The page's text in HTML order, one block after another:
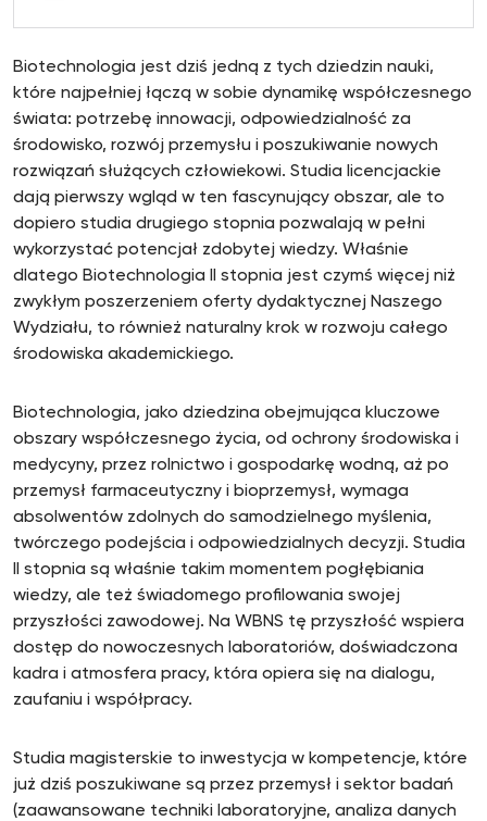
Biotechnologia jest dziś jedną z tych dziedzin nauki,
które najpełniej łączą w sobie dynamikę współczesnego
świata: potrzebę innowacji, odpowiedzialność za
środowisko, rozwój przemysłu i poszukiwanie nowych
rozwiązań służących człowiekowi. Studia licencjackie
dają pierwszy wgląd w ten fascynujący obszar, ale to
dopiero studia drugiego stopnia pozwalają w pełni
wykorzystać potencjał zdobytej wiedzy. Właśnie
dlatego Biotechnologia II stopnia jest czymś więcej niż
zwykłym poszerzeniem oferty dydaktycznej Naszego
Wydziału, to również naturalny krok w rozwoju całego
środowiska akademickiego.
Biotechnologia, jako dziedzina obejmująca kluczowe
obszary współczesnego życia, od ochrony środowiska i
medycyny, przez rolnictwo i gospodarkę wodną, aż po
przemysł farmaceutyczny i bioprzemysł, wymaga
absolwentów zdolnych do samodzielnego myślenia,
twórczego podejścia i odpowiedzialnych decyzji. Studia
II stopnia są właśnie takim momentem pogłębiania
wiedzy, ale też świadomego profilowania swojej
przyszłości zawodowej. Na WBNS tę przyszłość wspiera
dostęp do nowoczesnych laboratoriów, doświadczona
kadra i atmosfera pracy, która opiera się na dialogu,
zaufaniu i współpracy.
Studia magisterskie to inwestycja w kompetencje, które
już dziś poszukiwane są przez przemysł i sektor badań
(zaawansowane techniki laboratoryjne, analiza danych